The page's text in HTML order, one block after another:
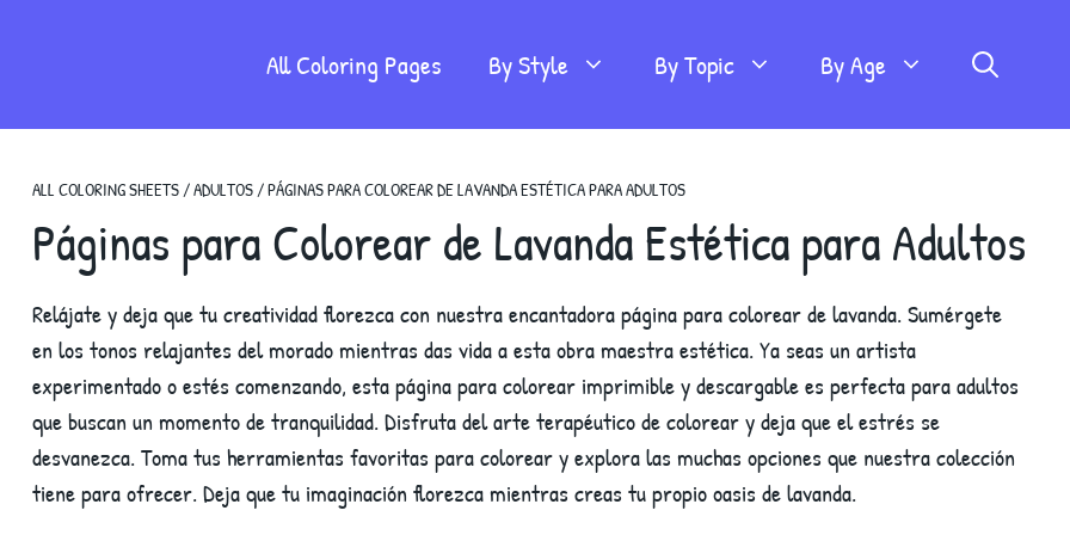
All Coloring Pages By Style By Topic By Age
ALL COLORING SHEETS/ADULTOS/PÁGINAS PARA COLOREAR DE LAVANDA ESTÉTICA PARA ADULTOS
Páginas para Colorear de Lavanda Estética para Adultos
Relájate y deja que tu creatividad florezca con nuestra encantadora página para colorear de lavanda. Sumérgete
en los tonos relajantes del morado mientras das vida a esta obra maestra estética. Ya seas un artista
experimentado o estés comenzando, esta página para colorear imprimible y descargable es perfecta para adultos
que buscan un momento de tranquilidad. Disfruta del arte terapéutico de colorear y deja que el estrés se
desvanezca. Toma tus herramientas favoritas para colorear y explora las muchas opciones que nuestra colección
tiene para ofrecer. Deja que tu imaginación florezca mientras creas tu propio oasis de lavanda.